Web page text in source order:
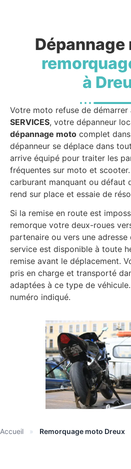
Dépannage
à
Votre moto refuse de démarrer
SERVICES, votre dépanneur
dépannage moto complet
dépanneur se déplace dans
arrive équipé pour traiter les
fréquentes sur moto et
carburant manquant ou défaut
rend sur place et essaie de
Si la remise en route est
remorque votre deux-roues
partenaire ou vers une
service est disponible à toute
remise avant le déplacement.
pris en charge et transporté
adaptées à ce type de
numéro indiqué.
Accueil » Remorquage moto Dreux